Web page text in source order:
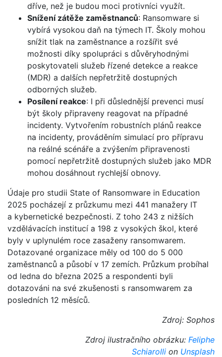
dříve, než je budou moci protivníci využít.
Snížení zátěže zaměstnanců: Ransomware si
vybírá vysokou daň na týmech IT. Školy mohou
snížit tlak na zaměstnance a rozšířit své
možnosti díky spolupráci s důvěryhodnými
poskytovateli služeb řízené detekce a reakce
(MDR) a dalších nepřetržitě dostupných
odborných služeb.
Posílení reakce: I při důslednější prevenci musí
být školy připraveny reagovat na případné
incidenty. Vytvořením robustních plánů reakce
na incidenty, prováděním simulací pro přípravu
na reálné scénáře a zvýšením připravenosti
pomocí nepřetržitě dostupných služeb jako MDR
mohou dosáhnout rychlejší obnovy.
Údaje pro studii State of Ransomware in Education
2025 pocházejí z průzkumu mezi 441 manažery IT
a kybernetické bezpečnosti. Z toho 243 z nižších
vzdělávacích institucí a 198 z vysokých škol, které
byly v uplynulém roce zasaženy ransomwarem.
Dotazované organizace měly od 100 do 5 000
zaměstnanců a působí v 17 zemích. Průzkum probíhal
od ledna do března 2025 a respondenti byli
dotazováni na své zkušenosti s ransomwarem za
posledních 12 měsíců.
Zdroj: Sophos
Zdroj ilustračního obrázku: Feliphe
Schiarolli on Unsplash